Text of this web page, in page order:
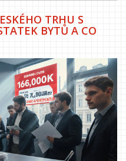
TRHU S
BYTŮ A CO